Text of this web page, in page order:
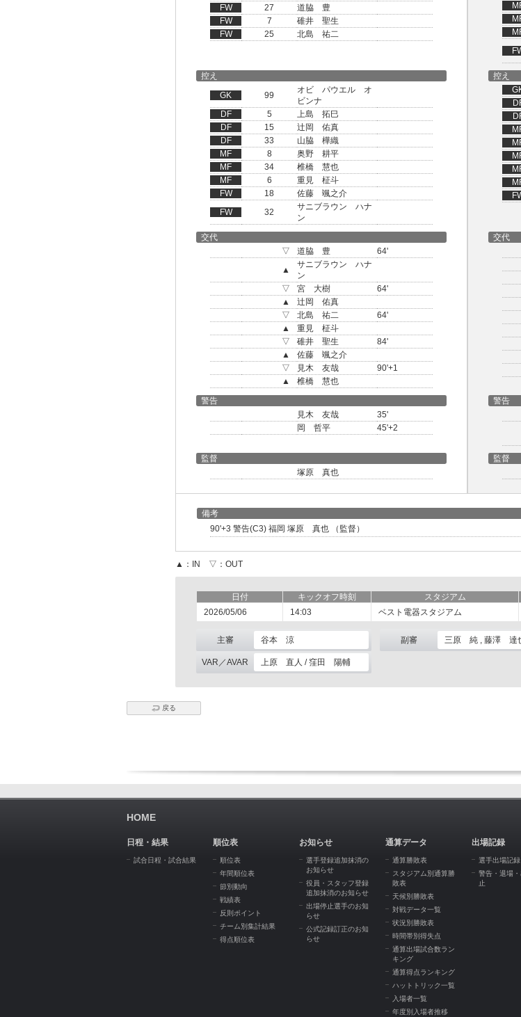
FW
27
道脇 豊
FW
7
碓井 聖生
FW
25 北島 祐二
控え
GK
99
オビ パウエル オ
ビンナ
DF
5
上島 拓巳
DF
15
辻岡 佑真
DF
33
山脇 樺織
MF
8
奥野 耕平
MF
34
椎橋 慧也
MF
6
重見 柾斗
FW
18
佐藤 颯之介
FW
32
サニブラウン ハナ
ン
控え
交代
▽
道脇 豊
64'
▲
サニブラウン ハナ
ン
▽
宮 大樹
64'
▲
辻岡 佑真
▽
北島 祐二
64'
▲
重見 柾斗
▽
碓井 聖生
84'
▲
佐藤 颯之介
▽
見木 友哉
90'+1
▲
椎橋 慧也
交代
警告
見木 友哉
35'
岡 哲平
45'+2
警告
監督
塚原 真也
監督
備考
90'+3 警告(C3) 福岡 塚原 真也 （監督）
▲：IN ▽：OUT
日付 キックオフ時刻 スタジアム
2026/05/06
14:03 ベスト電器スタジアム
主審 谷本 涼 副審 三原 純 , 藤澤 達
VAR／AVAR 上原 直人 / 窪田 陽輔
戻る
HOME
日程・結果
試合日程・試合結果
順位表
順位表
年間順位表
節別動向
戦績表
反則ポイント
チーム別集計結果
得点順位表
お知らせ
選手登録追加抹消の
お知らせ
役員・スタッフ登録
追加抹消のお知らせ
出場停止選手のお知
らせ
公式記録訂正のお知
らせ
通算データ
通算勝敗表
スタジアム別通算勝
敗表
天候別勝敗表
対戦データ一覧
状況別勝敗表
時間帯別得失点
通算出場試合数ラン
キング
通算得点ランキング
ハットトリック一覧
入場者一覧
年度別入場者推移
出場記録
選手出場記録
警告・退場
止